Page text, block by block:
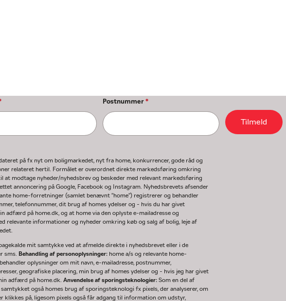
Postnummer*
Tilmeld
på fx nyt om boligmarkedet, nyt fra home, konkurrencer, gode råd og
relateret hertil. Formålet er overordnet direkte markedsføring omkring
modtage nyheder/nyhedsbrev og beskeder med relevant markedsføring
annoncering på Google, Facebook og Instagram. Nyhedsbrevets afsender
home-forretninger (samlet benævnt "home") registrerer og behandler
telefonnummer, dit brug af homes ydelser og - hvis du har givet
på home.dk, og at home via den oplyste e-mailadresse og
relevante informationer og nyheder omkring køb og salg af bolig, leje af
mit samtykke ved at afmelde direkte i nyhedsbrevet eller i de
sms. Behandling af personoplysninger: home a/s og relevante home-
oplysninger om mit navn, e-mailadresse, postnummer,
geografiske placering, min brug af homes ydelser og - hvis jeg har givet
adfærd på home.dk. Anvendelse af sporingsteknologier:Som en del af
også homes brug af sporingsteknologi fx pixels, der analyserer, om
klikkes på, ligesom pixels også får adgang til information om udstyr,